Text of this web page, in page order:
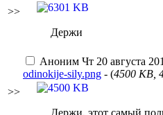
>>
Держи
>>
Аноним Чт 20 августа
odinokije-sily.png - (4500 KB,
Держи, этот самый